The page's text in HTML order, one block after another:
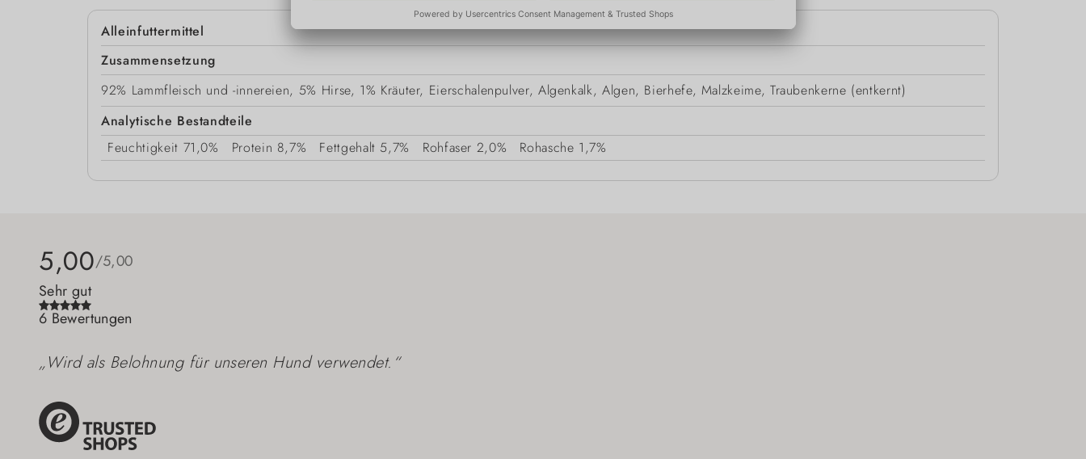
Alleinfuttermittel
Zusammensetzung
92% Lammfleisch und -innereien, 5% Hirse, 1% Kräuter, Eierschalenpulver, Algenkalk, Algen, Bierhefe, Malzkeime, Traubenkerne (entkernt)
Analytische Bestandteile
Feuchtigkeit 71,0% Protein 8,7% Fettgehalt 5,7% Rohfaser 2,0% Rohasche 1,7%
5,00/5,00
Sehr gut
6 Bewertungen
„Wird als Belohnung für unseren Hund verwendet.“